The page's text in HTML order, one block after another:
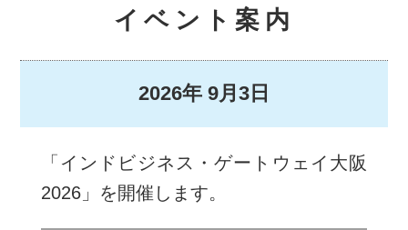
イベント案内
2026年 9月3日
「インドビジネス・ゲートウェイ大阪
2026」を開催します。